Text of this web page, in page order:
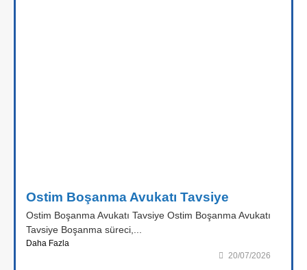
Ostim Boşanma Avukatı Tavsiye
Ostim Boşanma Avukatı Tavsiye Ostim Boşanma Avukatı
Tavsiye Boşanma süreci,...
Daha Fazla
20/07/2026